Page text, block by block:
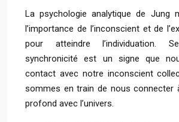
La psychologie analytique de Jung
l’importance de l’inconscient et de
pour atteindre l’individuation.
synchronicité est un signe que
contact avec notre inconscient
sommes en train de nous connecter
profond avec l’univers.